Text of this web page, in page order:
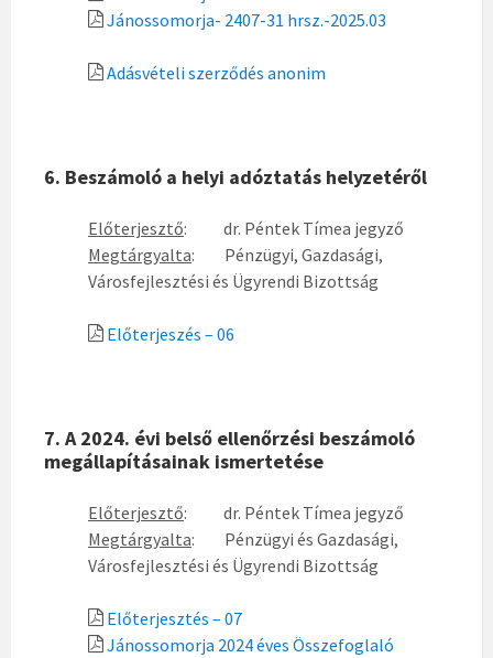
Jánossomorja- 2407-31 hrsz.-2025.03
Adásvételi szerződés anonim
6. Beszámoló a helyi adóztatás helyzetéről
Előterjesztő: dr. Péntek Tímea jegyző
Megtárgyalta: Pénzügyi, Gazdasági,
Városfejlesztési és Ügyrendi Bizottság
Előterjeszés – 06
7. A 2024. évi belső ellenőrzési beszámoló
megállapításainak ismertetése
Előterjesztő: dr. Péntek Tímea jegyző
Megtárgyalta: Pénzügyi és Gazdasági,
Városfejlesztési és Ügyrendi Bizottság
Előterjesztés – 07
Jánossomorja 2024 éves Összefoglaló